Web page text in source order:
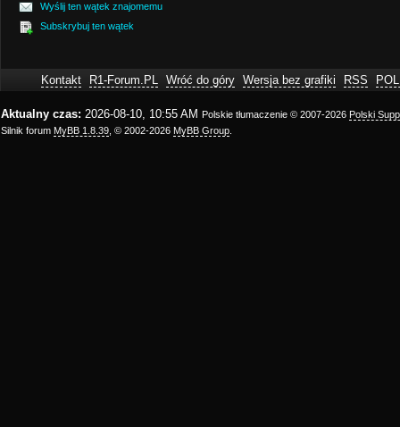
Wyślij ten wątek znajomemu
Subskrybuj ten wątek
Kontakt R1-Forum.PL Wróć do góry Wersja bez grafiki RSS
Aktualny czas: 2026-08-10, 10:55 AM Polskie tłumaczenie © 2007-2026 Polski
Silnik forum MyBB 1.8.39 , © 2002-2026 MyBB Group